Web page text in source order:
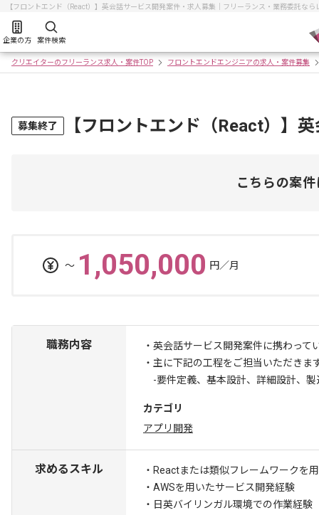
【フロントエンド（React）】英会話サービス開発案件・求人募集｜フリーランス・業務委託な
企業の方 案件検索
クリエイターのフリーランス求人・案件TOP フロントエンドエンジニアの求人・案件募集
募集終了 【フロントエンド（React）】
こちらの案
〜 1,050,000 円／月
職務内容
・英会話サービス開発案件に携わって
・主に下記の工程をご担当いただきま
-要件定義、基本設計、詳細設計、製
カテゴリ
アプリ開発
求めるスキル
・Reactまたは類似フレームワークを
・AWSを用いたサービス開発経験
・日英バイリンガル環境での作業経験